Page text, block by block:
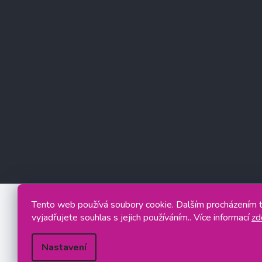
Tento web používá soubory cookie. Dalším
vyjadřujete souhlas s jejich používáním.. Více informací
Nastavení